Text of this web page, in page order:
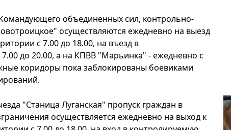
объединенных сил, контрольно-
осуществляются ежедневно на выезд
с 7.00 до 18.00, на въезд в
до 20.00, а на КПВВ "Марьинка" - ежедневно с
коридоры пока заблокированы боевиками
"Станица Луганская" пропуск граждан в
осуществляется ежедневно на выход к